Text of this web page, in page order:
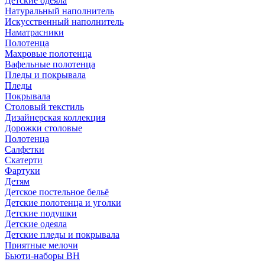
Натуральный наполнитель
Искуcственный наполнитель
Наматрасники
Полотенца
Махровые полотенца
Вафельные полотенца
Пледы и покрывала
Пледы
Покрывала
Столовый текстиль
Дизайнерская коллекция
Дорожки столовые
Полотенца
Салфетки
Скатерти
Фартуки
Детям
Детское постельное бельё
Детские полотенца и уголки
Детские подушки
Детские одеяла
Детские пледы и покрывала
Приятные мелочи
Бьюти-наборы ВН